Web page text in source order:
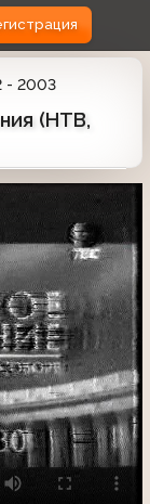
- 2003
(НТВ,